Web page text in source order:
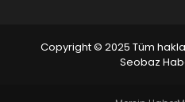
Copyright © 2025 Tüm
Seobaz